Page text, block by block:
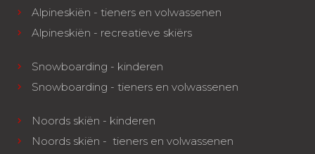
Alpineskiën - tieners en volwassenen
Alpineskiën - recreatieve skiërs
Snowboarding - kinderen
Snowboarding - tieners en volwassenen
Noords skiën - kinderen
Noords skiën - tieners en volwassenen